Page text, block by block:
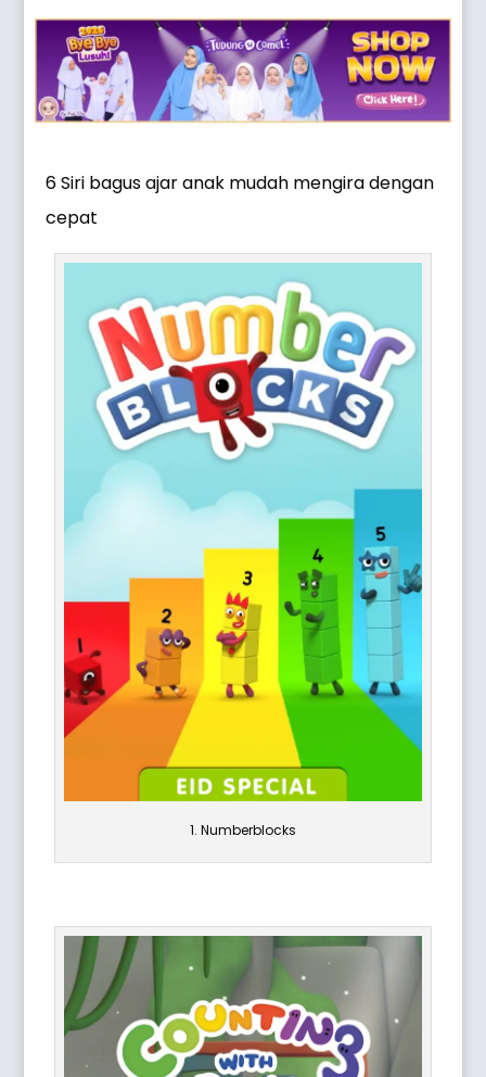
6 Siri bagus ajar anak mudah mengira dengan
cepat
1. Numberblocks